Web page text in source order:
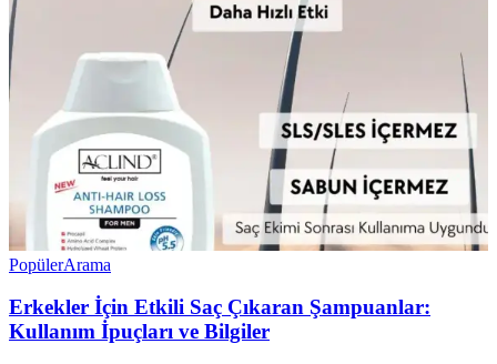
PopülerArama
Erkekler İçin Etkili Saç Çıkaran Şampuanlar:
Kullanım İpuçları ve Bilgiler